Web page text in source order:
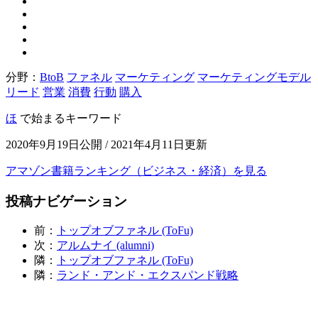
分野： BtoB ファネル マーケティング マーケティングモデル
リード 営業 消費 行動 購入
ほ で始まるキーワード
2020年9月19日公開 / 2021年4月11日更新
アマゾン書籍ランキング（ビジネス・経済）を見る
投稿ナビゲーション
前：
トップオブファネル (ToFu)
次： アルムナイ (alumni)
隣：
トップオブファネル (ToFu)
隣： ランド・アンド・エクスパンド戦略